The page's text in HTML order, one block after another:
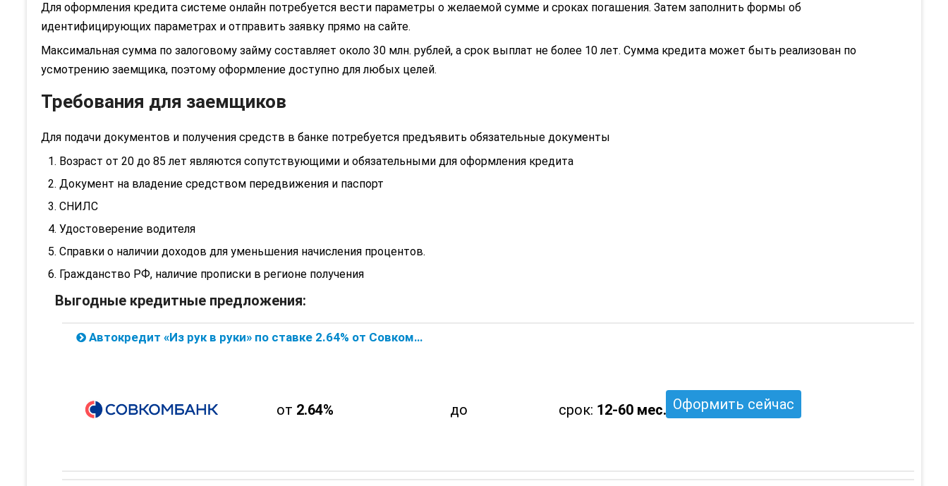
Для оформления кредита системе онлайн потребуется вести параметры о желаемой сумме и сроках погашения. Затем заполнить формы об
идентифицирующих параметрах и отправить заявку прямо на сайте.
Максимальная сумма по залоговому займу составляет около 30 млн. рублей, а срок выплат не более 10 лет. Сумма кредита может быть реализован по
усмотрению заемщика, поэтому оформление доступно для любых целей.
Требования для заемщиков
Для подачи документов и получения средств в банке потребуется предъявить обязательные документы
Возраст от 20 до 85 лет являются сопутствующими и обязательными для оформления кредита
Документ на владение средством передвижения и паспорт
СНИЛС
Удостоверение водителя
Справки о наличии доходов для уменьшения начисления процентов.
Гражданство РФ, наличие прописки в регионе получения
Выгодные кредитные предложения:
Автокредит «Из рук в руки» по ставке 2.64% от Совкомбанка — онлайн заявка
от 2.64% до срок: 12-60 мес. Оформить сейчас